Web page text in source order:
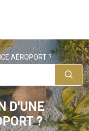
AÉROPORT ?
D'UNE
?